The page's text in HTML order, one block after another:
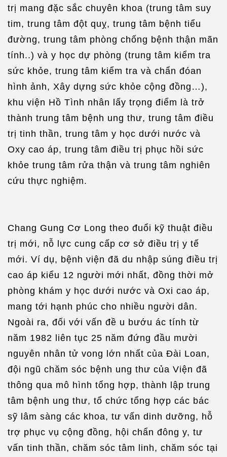
trị mang đặc sắc chuyên khoa (trung tâm suy
tim, trung tâm đột quỵ, trung tâm bệnh tiểu
đường, trung tâm phòng chống bệnh thận mãn
tính..) và y học dự phòng (trung tâm kiểm tra
sức khỏe, trung tâm kiểm tra và chẩn đóan
hình ảnh, Xây dựng sức khỏe cộng đồng…),
khu viện Hồ Tình nhân lấy trọng điểm là trở
thành trung tâm bệnh ung thư, trung tâm điều
trị tinh thần, trung tâm y học dưới nước và
Oxy cao áp, trung tâm điều trị phục hồi sức
khỏe trung tâm rửa thận và trung tâm nghiên
cứu thực nghiệm.
Chang Gung Cơ Long theo đuổi kỹ thuật điều
trị mới, nỗ lực cung cấp cơ sở điều trị y tế
mới. Ví dụ, bệnh viện đã du nhập súng điều trị
cao áp kiểu 12 người mới nhất, đồng thời mở
phòng khám y học dưới nước và Oxi cao áp,
mang tới hạnh phúc cho nhiều người dân.
Ngoài ra, đối với vấn đề u bướu ác tính từ
năm 1982 liên tục 25 năm đứng đầu mười
nguyên nhân tử vong lớn nhất của Đài Loan,
đội ngũ chăm sóc bệnh ung thư của Viện đã
thông qua mô hình tổng hợp, thành lập trung
tâm bệnh ung thư, tổ chức tổng hợp các bác
sỹ lâm sàng các khoa, tư vấn dinh dưỡng, hỗ
trợ phục vụ cộng đồng, hội chẩn đông y, tư
vấn tinh thần, chăm sóc tâm linh, chăm sóc tại